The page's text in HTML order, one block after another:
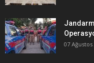
07 Ağustos